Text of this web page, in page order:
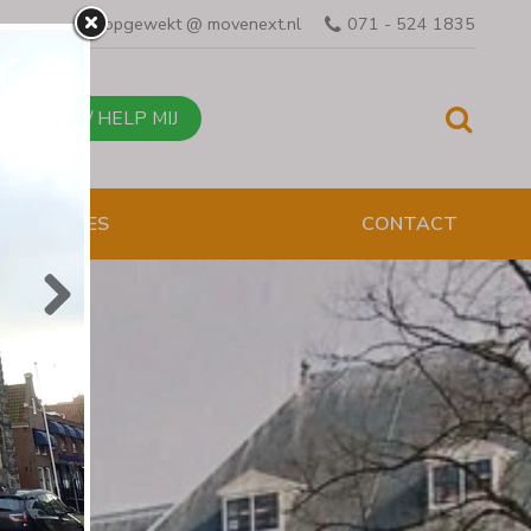
opgewekt @ movenext.nl 071 - 524 1835
BEL MIJ / HELP MIJ